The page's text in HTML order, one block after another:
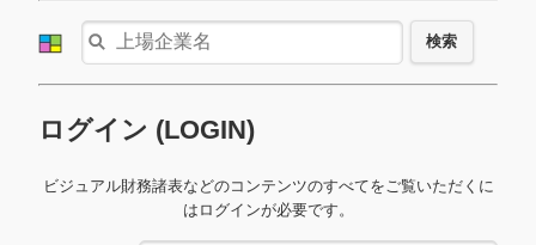
検索
ログイン (LOGIN)
ビジュアル財務諸表などのコンテンツのすべてをご覧いただくに
はログインが必要です。